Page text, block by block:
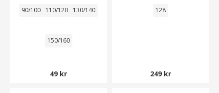
90/100 110/120 130/140
150/160
49 kr
128
249 kr